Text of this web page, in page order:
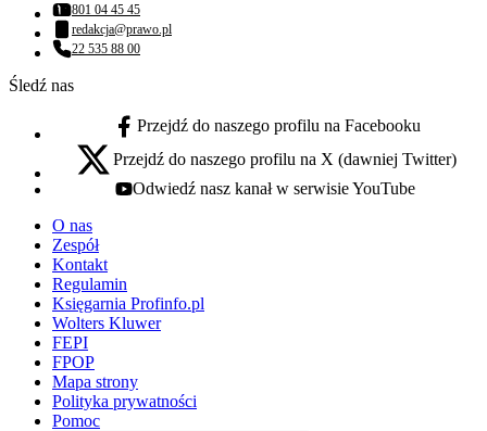
Numer telefonu:
801 04 45 45
Adres email:
redakcja@prawo.pl
Numer telefonu:
22 535 88 00
Śledź nas
facebook - otwiera się w nowej karcie
Przejdź do naszego profilu na Facebooku
x - otwiera się w nowej karcie
Przejdź do naszego profilu na X (dawniej Twitter)
youtube - otwiera się w nowej karcie
Odwiedź nasz kanał w serwisie YouTube
O nas
Zespół
Kontakt
Regulamin
Księgarnia Profinfo.pl
Wolters Kluwer
FEPI
FPOP
Mapa strony
Polityka prywatności
Pomoc